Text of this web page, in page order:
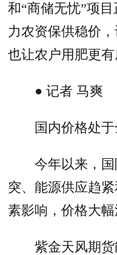
和“商储无忧”项
力农资保供稳价
也让农户用肥更有
● 记者 马爽
国内价格处
今年以来，
突、能源供应趋
素影响，价格大幅
紫金天风期